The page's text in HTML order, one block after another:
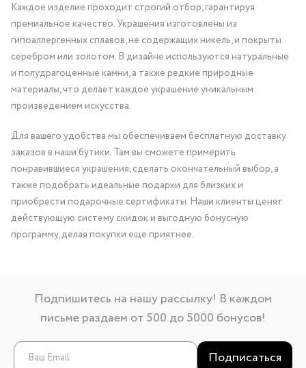
Каждое изделие проходит строгий отбор, гарантируя
премиальное качество. Украшения изготовлены из
гипоаллергенных сплавов, не содержащих никель, и покрыты
серебром или золотом. В дизайне используются натуральные
и полудрагоценные камни, а также редкие природные
материалы, что делает каждое украшение уникальным
произведением искусства.
Для вашего удобства мы обеспечиваем бесплатную доставку
заказов в наши бутики. Там вы сможете примерить
понравившиеся украшения, сделать окончательный выбор, а
также подобрать идеальные подарки для близких и
приобрести подарочные сертификаты. Наши клиенты ценят
действующую систему скидок и выгодную бонусную
программу, делая покупки еще приятнее.
Подпишитесь на нашу рассылку! В каждом
письме раздаем от 500 до 5000 бонусов!
Подписаться